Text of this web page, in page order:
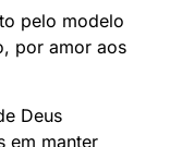
pelo modelo
por amor aos
Deus
em manter